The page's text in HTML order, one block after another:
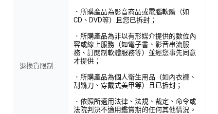
退換貨限制
．所購產品為影音商品或電腦軟體（如
CD、DVD等）且您已拆封；
．所購產品為非以有形媒介提供的數位內
容或線上服務（如電子書、影音串流服
務、訂閱制軟體服務等）並經您事先同意
才提供；
．所購產品為個人衛生用品（如內衣褲、
刮鬍刀、穿戴式美甲等）且已拆封；
．依照所適用法律、法規、裁定、命令或
法院判決不適用鑑賞期的任何其他情況。